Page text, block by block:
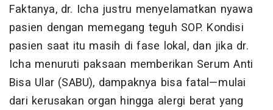
Faktanya, dr. Icha justru menyelamatkan nyawa
pasien dengan memegang teguh SOP. Kondisi
pasien saat itu masih di fase lokal, dan jika dr.
Icha menuruti paksaan memberikan Serum Anti
Bisa Ular (SABU), dampaknya bisa fatal—mulai
dari kerusakan organ hingga alergi berat yang